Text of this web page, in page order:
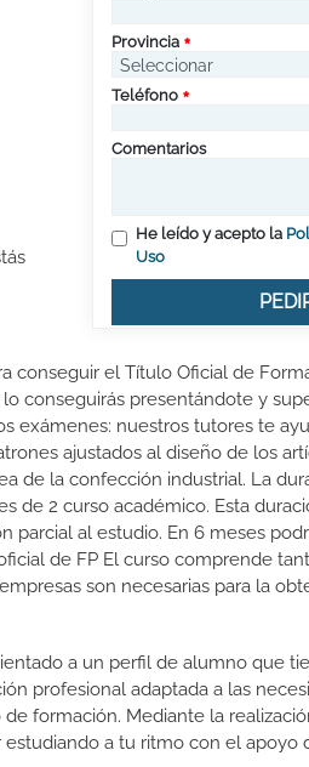
Provincia
Teléfono
Comentarios
He leído y acepto la
Uso
conseguir el Título Oficial de
conseguirás presentándote y
exámenes: nuestros tutores te
ajustados al diseño de los
de la confección industrial. La
de 2 curso académico. Esta
al estudio. En 6 meses
de FP El curso comprende
son necesarias para la
a un perfil de alumno que
profesional adaptada a las
formación. Mediante la
a tu ritmo con el